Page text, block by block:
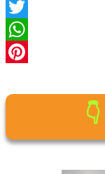
Facebook
Twitter
WhatsApp